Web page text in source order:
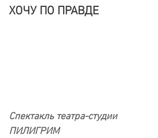
ХОЧУ ПО ПРАВДЕ
Спектакль театра-студии
ПИЛИГРИМ